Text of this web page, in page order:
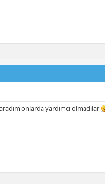
onlarda yardımcı olmadılar